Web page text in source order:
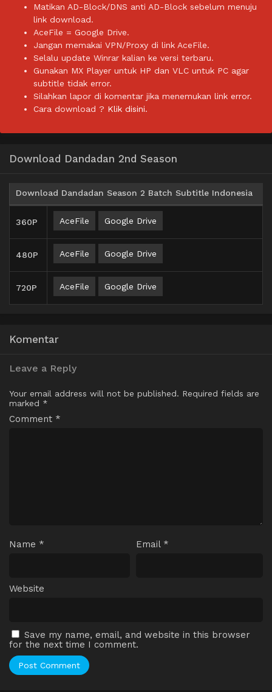
Matikan AD-Block/DNS anti AD-Block sebelum menuju
link download.
AceFile = Google Drive.
Jangan memakai VPN/Proxy di link AceFile.
Selalu update Winrar kalian ke versi terbaru.
Gunakan MX Player untuk HP dan VLC untuk PC agar
subtitle tidak error.
Silahkan lapor di komentar jika menemukan link error.
Cara download ? Klik disini.
Download Dandadan 2nd Season
Download Dandadan Season 2 Batch Subtitle Indonesia
360P AceFile Google Drive
480P AceFile Google Drive
720P AceFile Google Drive
Komentar
Leave a Reply
Your email address will not be published. Required fields are
marked *
Comment *
Name * Email *
Website
Save my name, email, and website in this browser
for the next time I comment.